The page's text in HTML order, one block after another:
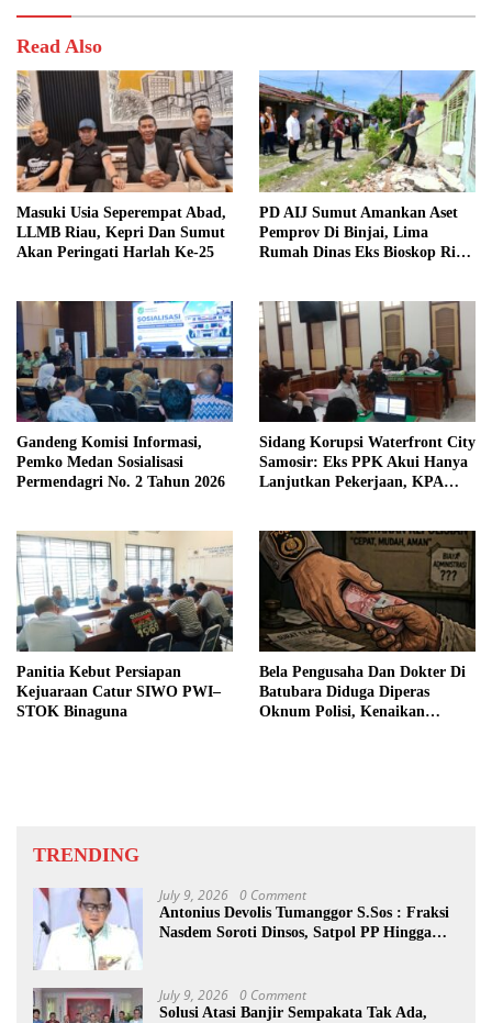
Read Also
Masuki Usia Seperempat Abad,
LLMB Riau, Kepri Dan Sumut
Akan Peringati Harlah Ke-25
PD AIJ Sumut Amankan Aset
Pemprov Di Binjai, Lima
Rumah Dinas Eks Bioskop Ria
Gandeng Komisi Informasi,
Pemko Medan Sosialisasi
Permendagri No. 2 Tahun 2026
Sidang Korupsi Waterfront City
Samosir: Eks PPK Akui Hanya
Lanjutkan Pekerjaan, KPA
Panitia Kebut Persiapan
Kejuaraan Catur SIWO PWI–
STOK Binaguna
Bela Pengusaha Dan Dokter Di
Batubara Diduga Diperas
Oknum Polisi, Kenaikan
TRENDING
July 9, 2026 0 Comment
Antonius Devolis Tumanggor S.Sos : Fraksi
Nasdem Soroti Dinsos, Satpol PP Hingga
July 9, 2026 0 Comment
Solusi Atasi Banjir Sempakata Tak Ada,